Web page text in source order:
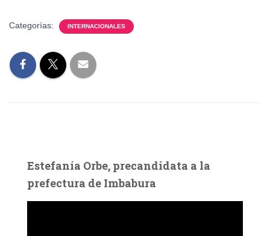
Categorías: INTERNACIONALES
Estefanía Orbe, precandidata a la
prefectura de Imbabura